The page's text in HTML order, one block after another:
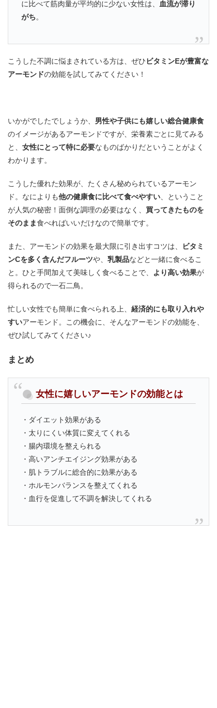
に比べて筋肉量が平均的に少ない女性は、
血流が滞り
がち。
こうした不調に悩まされている方は、ぜひビタミンEが豊富な
アーモンドの効能を試してみてください！
いかがでしたでしょうか、 男性や子供にも嬉しい総合健康食
のイメージがあるアーモンドですが、栄養素ごとに見てみる
と、 女性にとって特に必要なものばかりだということがよく
わかります。
こうした優れた効果が、たくさん秘められているアーモン
ド。なによりも他の健康食に比べて食べやすい 、ということ
が人気の秘密！面倒な調理の必要はなく、 買ってきたものを
そのまま食べればいいだけなので簡単です。
また、アーモンドの効果を最大限に引き出すコツは、
ビタミ
ンCを多く含んだフルーツや、 乳製品などと一緒に食べるこ
と。ひと手間加えて美味しく食べることで、
より高い効果が
得られるので一石二鳥。
忙しい女性でも簡単に食べられる上、 経済的にも取り入れや
すいアーモンド。この機会に、そんなアーモンドの効能を、
ぜひ試してみてください♪
まとめ
女性に嬉しいアーモンドの効能とは
・ダイエット効果がある
・太りにくい体質に変えてくれる
・腸内環境を整えられる
・高いアンチエイジング効果がある
・肌トラブルに総合的に効果がある
・ホルモンバランスを整えてくれる
・血行を促進して不調を解決してくれる